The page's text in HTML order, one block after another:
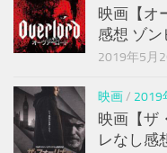
映画【オ
感想 ゾ
2019年5月
映画/ 2019
映画【ザ
レなし感